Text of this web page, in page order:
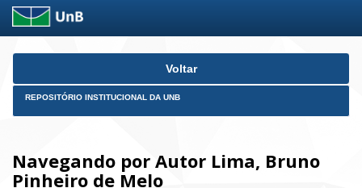
Skip
Voltar
REPOSITÓRIO INSTITUCIONAL DA UNB
Navegando por Autor Lima, Bruno
Pinheiro de Melo